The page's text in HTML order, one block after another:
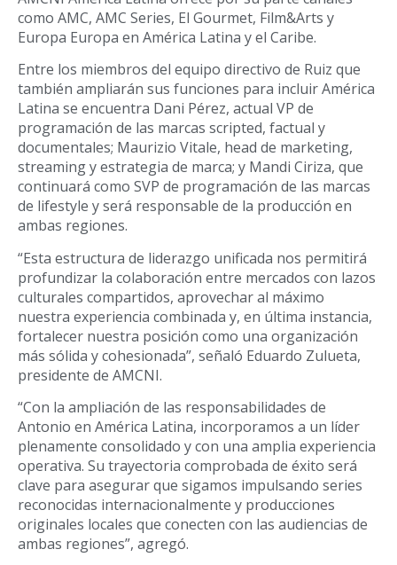
como AMC, AMC Series, El Gourmet, Film&Arts y
Europa Europa en América Latina y el Caribe.
Entre los miembros del equipo directivo de Ruiz que
también ampliarán sus funciones para incluir América
Latina se encuentra Dani Pérez, actual VP de
programación de las marcas scripted, factual y
documentales; Maurizio Vitale, head de marketing,
streaming y estrategia de marca; y Mandi Ciriza, que
continuará como SVP de programación de las marcas
de lifestyle y será responsable de la producción en
ambas regiones.
“Esta estructura de liderazgo unificada nos permitirá
profundizar la colaboración entre mercados con lazos
culturales compartidos, aprovechar al máximo
nuestra experiencia combinada y, en última instancia,
fortalecer nuestra posición como una organización
más sólida y cohesionada”, señaló Eduardo Zulueta,
presidente de AMCNI.
“Con la ampliación de las responsabilidades de
Antonio en América Latina, incorporamos a un líder
plenamente consolidado y con una amplia experiencia
operativa. Su trayectoria comprobada de éxito será
clave para asegurar que sigamos impulsando series
reconocidas internacionalmente y producciones
originales locales que conecten con las audiencias de
ambas regiones”, agregó.